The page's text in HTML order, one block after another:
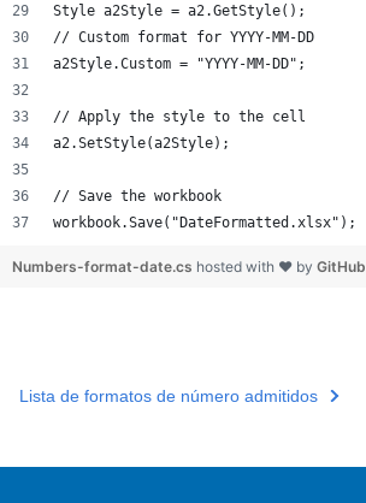
Style a2Style = a2.GetStyle();
// Custom format for YYYY-MM-DD
a2Style.Custom = "YYYY-MM-DD";
// Apply the style to the cell
a2.SetStyle(a2Style);
// Save the workbook
workbook.Save("DateFormatted.xlsx");
Numbers-format-date.cs hosted with ❤ by GitHub
Lista de formatos de número admitidos